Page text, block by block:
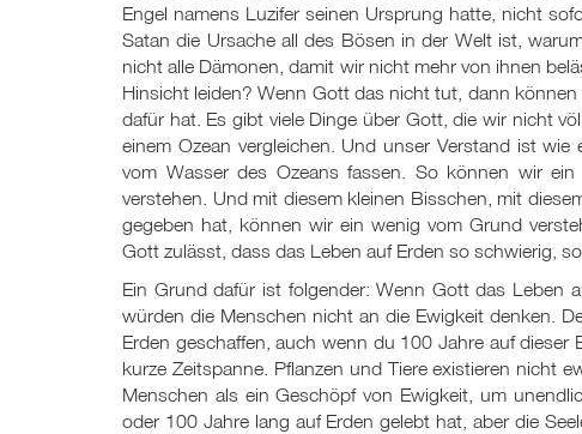
Engel namens Luzifer seinen Ursprung hatte, nicht
Satan die Ursache all des Bösen in der Welt ist,
nicht alle Dämonen, damit wir nicht mehr von ihnen
Hinsicht leiden? Wenn Gott das nicht tut, dann
dafür hat. Es gibt viele Dinge über Gott, die wir nicht
einem Ozean vergleichen. Und unser Verstand ist
vom Wasser des Ozeans fassen. So können wir
verstehen. Und mit diesem kleinen Bisschen, mit
gegeben hat, können wir ein wenig vom Grund
Gott zulässt, dass das Leben auf Erden so schwierig,
Ein Grund dafür ist folgender: Wenn Gott das Leben
würden die Menschen nicht an die Ewigkeit denken.
Erden geschaffen, auch wenn du 100 Jahre auf dieser
kurze Zeitspanne. Pflanzen und Tiere existieren nicht
Menschen als ein Geschöpf von Ewigkeit, um
oder 100 Jahre lang auf Erden gelebt hat, aber die